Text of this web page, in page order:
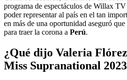
programa de espectáculos de Willax
poder representar al país en el tan
en más de una oportunidad aseguró
para traer la corona a Perú.
¿Qué dijo Valeria
Miss Supranational